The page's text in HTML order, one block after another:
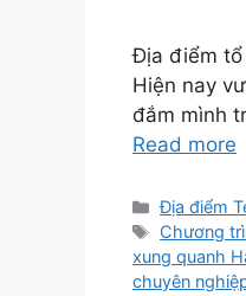
Địa điểm tổ
Hiện nay
đắm mình
Read more
Categories
Địa điểm
Tags
Chương
xung quanh
chuyên